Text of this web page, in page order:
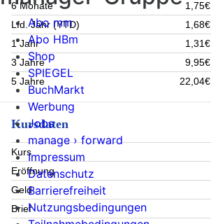
6 Monate
1,75€
Lfd. Jahr (YTD)
1,68€
1 Jahr
1,31€
3 Jahre
9,95€
5 Jahre
22,04€
Kursdaten
Kurs
Eröffnung
Geld
Brief
Abo mm
Abo HBm
Shop
SPIEGEL
BuchMarkt
Werbung
Jobs
manage › forward
Impressum
Datenschutz
Barrierefreiheit
Nutzungsbedingungen